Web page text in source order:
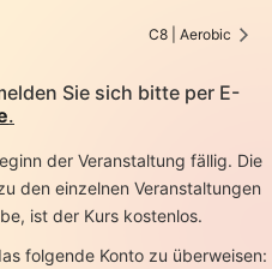
C8 | Aerobic
Sie sich bitte per E-
.
der Veranstaltung fällig. Die
den einzelnen Veranstaltungen
ist der Kurs kostenlos.
folgende Konto zu überweisen: